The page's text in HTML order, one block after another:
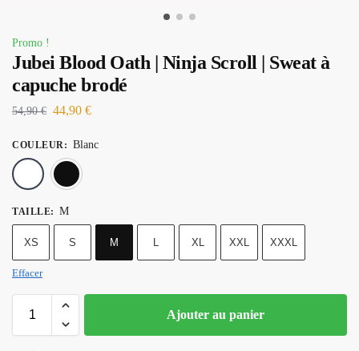
Promo !
Jubei Blood Oath | Ninja Scroll | Sweat à
capuche brodé
54,90€ 44,90 €
COULEUR : Blanc
TAILLE: M
XS S M L XL XXL XXXL
Effacer
Ajouter au panier